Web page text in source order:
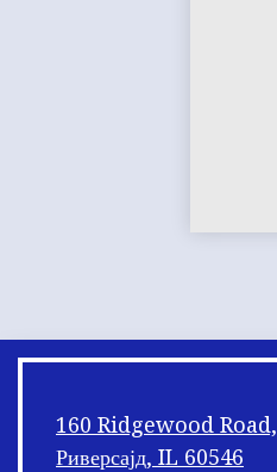
160 Ridgewood Road,
Риверсајд, IL 60546